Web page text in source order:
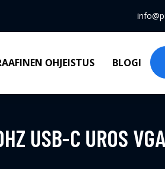
OHJEISTUS BLOGI
USB-C UROS